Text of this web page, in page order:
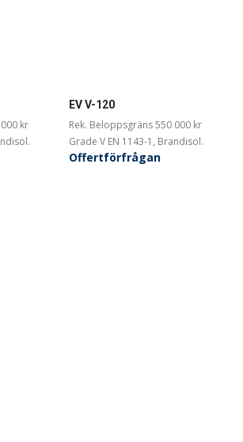
kr
EV V-120
Rek. Beloppsgräns 550 000 kr
Grade V EN 1143-1, Brandisol.
Offertförfrågan